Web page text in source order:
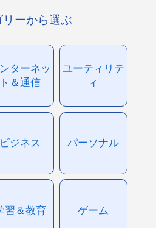
リーから選ぶ
ターネッ
ト＆通信
ユーティリテ
ィ
ビジネス パーソナル
習＆教育 ゲーム